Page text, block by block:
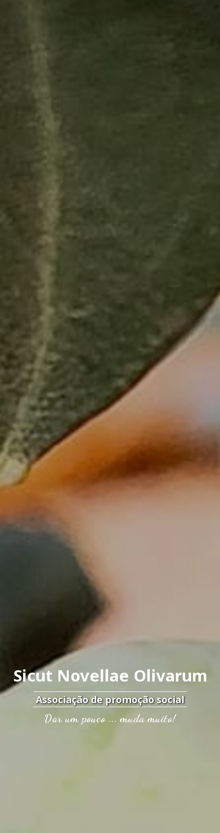
Sicut Novellae Olivarum
Associação de promoção social
Dar um pouco ... muda muito!